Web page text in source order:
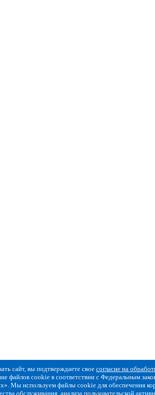
сайт, вы подтверждаете свое согласие на
файлов cookie в соответствии с Федеральным
Мы используем файлы cookie для обеспечения
обслуживания, анализа пользовательской